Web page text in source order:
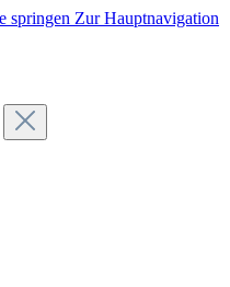
springen Zur Hauptnavigation